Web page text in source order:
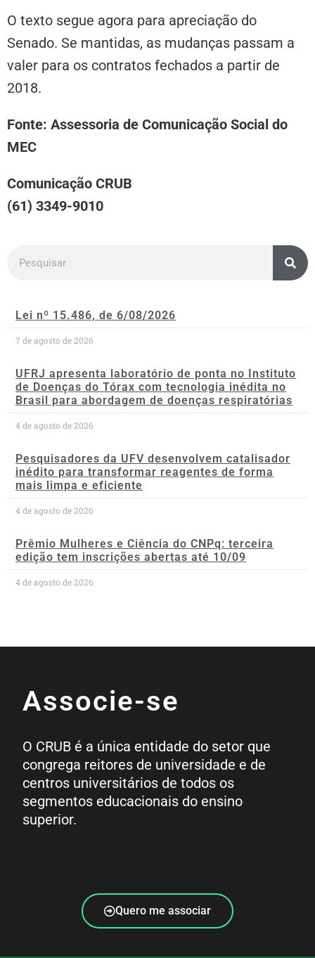
O texto segue agora para apreciação do
Senado. Se mantidas, as mudanças passam a
valer para os contratos fechados a partir de
2018.
Fonte: Assessoria de Comunicação Social do
MEC
Comunicação CRUB
(61) 3349-9010
Lei nº 15.486, de 6/08/2026
7 de agosto de 2026
UFRJ apresenta laboratório de ponta no Instituto
de Doenças do Tórax com tecnologia inédita no
Brasil para abordagem de doenças respiratórias
4 de agosto de 2026
Pesquisadores da UFV desenvolvem catalisador
inédito para transformar reagentes de forma
mais limpa e eficiente
4 de agosto de 2026
Prêmio Mulheres e Ciência do CNPq: terceira
edição tem inscrições abertas até 10/09
4 de agosto de 2026
Associe-se
O CRUB é a única entidade do setor que
congrega reitores de universidade e de
centros universitários de todos os
segmentos educacionais do ensino
superior.
Quero me associar